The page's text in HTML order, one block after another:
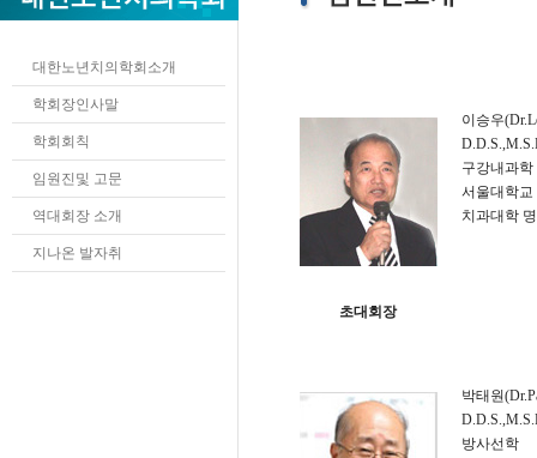
대한노년치의학회소개
학회장인사말
학회회칙
임원진및 고문
역대회장 소개
지나온 발자취
이승우
구강내과학
서울대학교
치과대학
초대회장
박태원
방사선학